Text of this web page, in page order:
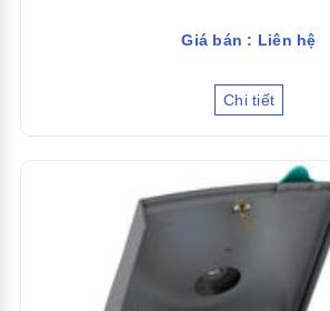
Giá bán : Liên hệ
Chi tiết